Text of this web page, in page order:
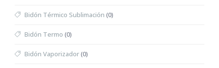
Bidón Térmico Sublimación (0)
Bidón Termo (0)
Bidón Vaporizador(0)